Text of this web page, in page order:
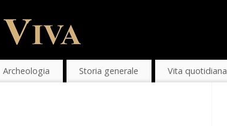
Archeologia Storia generale Vita quotidiana